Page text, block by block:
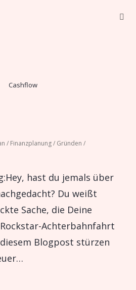
Cashflow
/ Finanzplanung / Gründen /
hast du jemals über
Du weißt
Sache, die Deine
Achterbahnfahrt
Blogpost stürzen